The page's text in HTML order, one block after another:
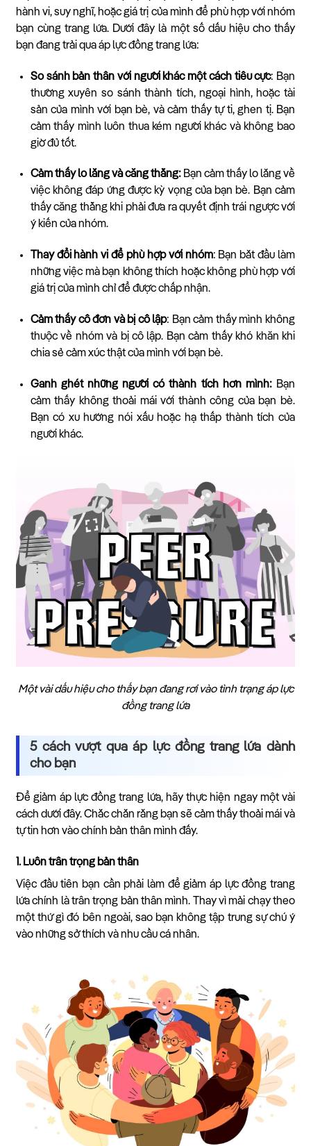
hành vi, suy nghĩ, hoặc giá trị của mình để phù hợp với nhóm
bạn cùng trang lứa. Dưới đây là một số dấu hiệu cho thấy
bạn đang trải qua áp lực đồng trang lứa:
So sánh bản thân với người khác một cách tiêu cực: Bạn
thường xuyên so sánh thành tích, ngoại hình, hoặc tài
sản của mình với bạn bè, và cảm thấy tự ti, ghen tị. Bạn
cảm thấy mình luôn thua kém người khác và không bao
giờ đủ tốt.
Cảm thấy lo lắng và căng thẳng: Bạn cảm thấy lo lắng về
việc không đáp ứng được kỳ vọng của bạn bè. Bạn cảm
thấy căng thẳng khi phải đưa ra quyết định trái ngược với
ý kiến của nhóm.
Thay đổi hành vi để phù hợp với nhóm: Bạn bắt đầu làm
những việc mà bạn không thích hoặc không phù hợp với
giá trị của mình chỉ để được chấp nhận.
Cảm thấy cô đơn và bị cô lập: Bạn cảm thấy mình không
thuộc về nhóm và bị cô lập. Bạn cảm thấy khó khăn khi
chia sẻ cảm xúc thật của mình với bạn bè.
Ganh ghét những người có thành tích hơn mình:Bạn
cảm thấy không thoải mái với thành công của bạn bè.
Bạn có xu hướng nói xấu hoặc hạ thấp thành tích của
người khác.
Một vài dấu hiệu cho thấy bạn đang rơi vào tình trạng áp lực
đồng trang lứa
5 cách vượt qua áp lực đồng trang lứa dành
cho bạn
Để giảm áp lực đồng trang lứa, hãy thực hiện ngay một vài
cách dưới đây. Chắc chắn rằng bạn sẽ cảm thấy thoải mái và
tự tin hơn vào chính bản thân mình đấy.
1. Luôn trân trọng bản thân
Việc đầu tiên bạn cần phải làm để giảm áp lực đồng trang
lứa chính là trân trọng bản thân mình. Thay vì mải chạy theo
một thứ gì đó bên ngoài, sao bạn không tập trung sự chú ý
vào những sở thích và nhu cầu cá nhân.